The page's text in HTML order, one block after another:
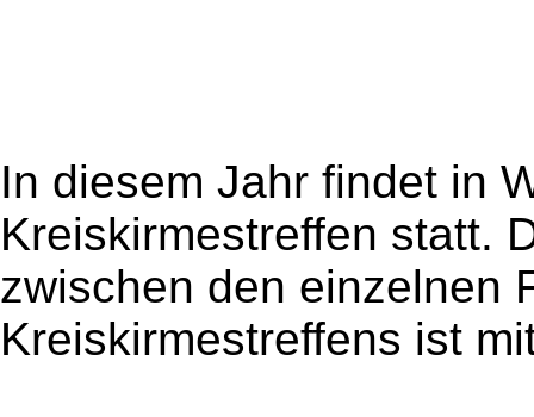
In diesem Jahr findet in
Kreiskirmestreffen statt.
zwischen den einzelnen
Kreiskirmestreffens ist